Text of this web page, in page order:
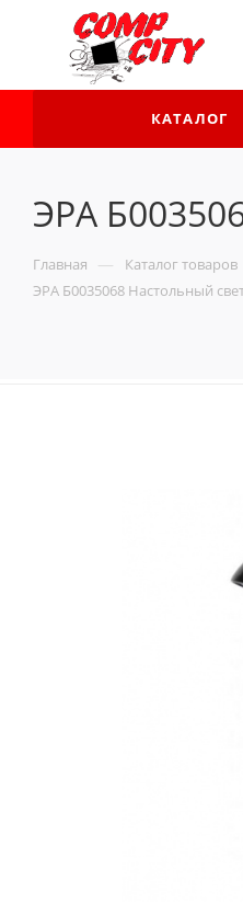
КАТАЛОГ
ЭРА
Главная — Каталог товаров
ЭРА Б0035068 Настольный